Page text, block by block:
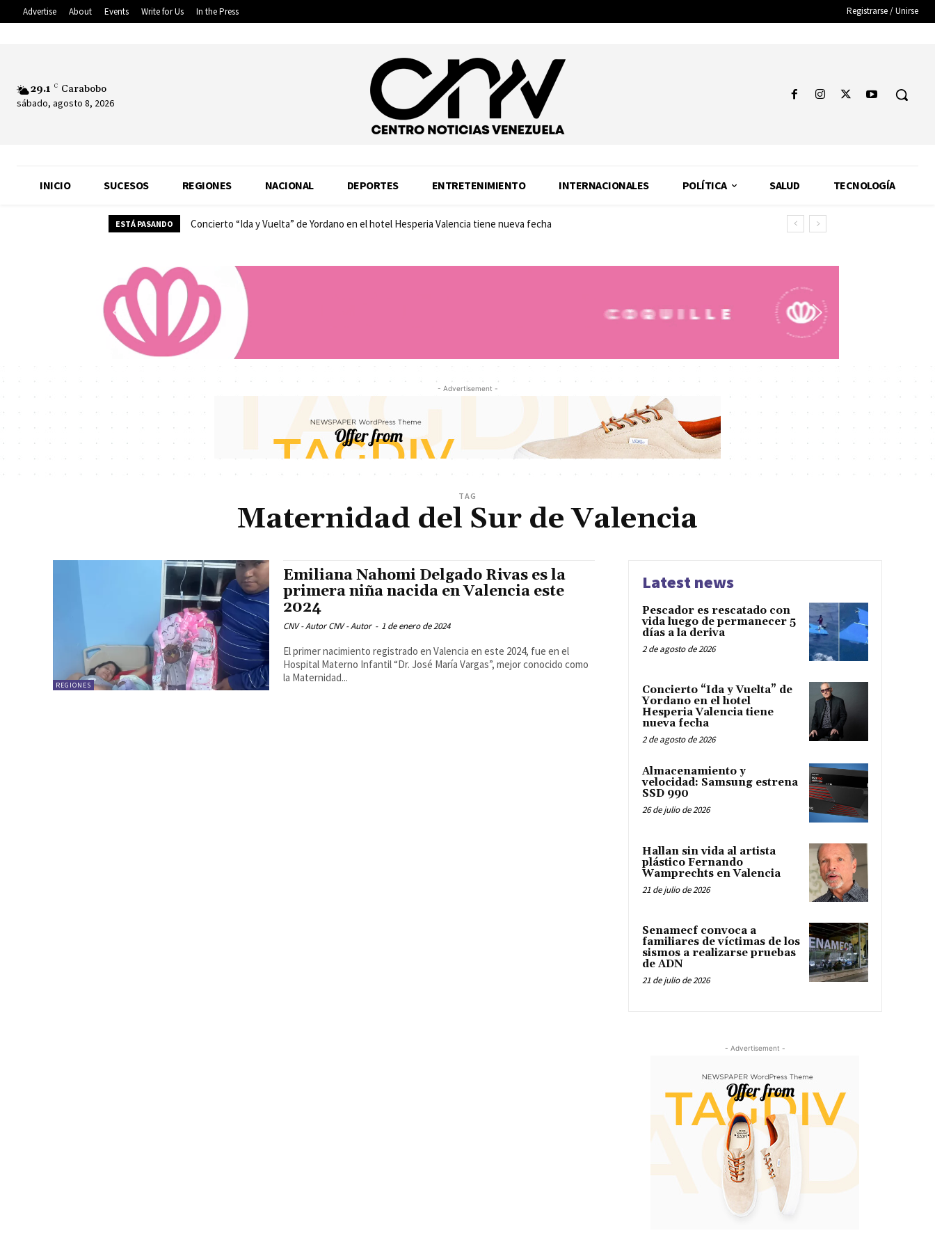
Advertise About Events Write for Us In the Press Registrarse / Unirse
29.1 C Carabobo
sábado, agosto 8, 2026
INICIO SUCESOS REGIONES NACIONAL DEPORTES ENTRETENIMIENTO INTERNACIONALES POLÍTICA SALUD TECNOLOGÍA
ESTÁ PASANDO Concierto “Ida y Vuelta” de Yordano en el hotel Hesperia Valencia tiene nueva fecha
- Advertisement -
TAG
Maternidad del Sur de Valencia
REGIONES
Emiliana Nahomi Delgado Rivas es la
primera niña nacida en Valencia este
2024
CNV - Autor CNV - Autor - 1 de enero de 2024
El primer nacimiento registrado en Valencia en este 2024, fue en el
Hospital Materno Infantil “Dr. José María Vargas”, mejor conocido como
la Maternidad...
Latest news
Pescador es rescatado con
vida luego de permanecer 5
días a la deriva
2 de agosto de 2026
Concierto “Ida y Vuelta” de
Yordano en el hotel
Hesperia Valencia tiene
nueva fecha
2 de agosto de 2026
Almacenamiento y
velocidad: Samsung estrena
SSD 990
26 de julio de 2026
Hallan sin vida al artista
plástico Fernando
Wamprechts en Valencia
21 de julio de 2026
Senamecf convoca a
familiares de víctimas de los
sismos a realizarse pruebas
de ADN
21 de julio de 2026
- Advertisement -